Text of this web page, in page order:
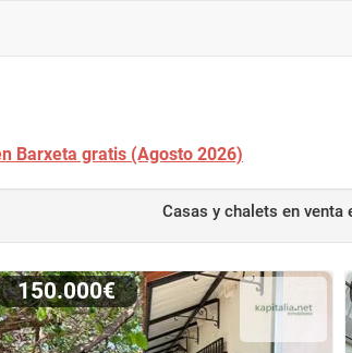
Barxeta gratis (Agosto 2026)
Casas y chalets en venta
150.000€